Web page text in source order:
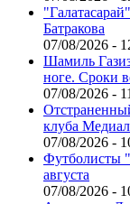
Батракова
07/08/2026 -
Шамиль
ноге. Сроки
07/08/2026 -
клуба
07/08/2026 -
Футболисты
августа
07/08/2026 -